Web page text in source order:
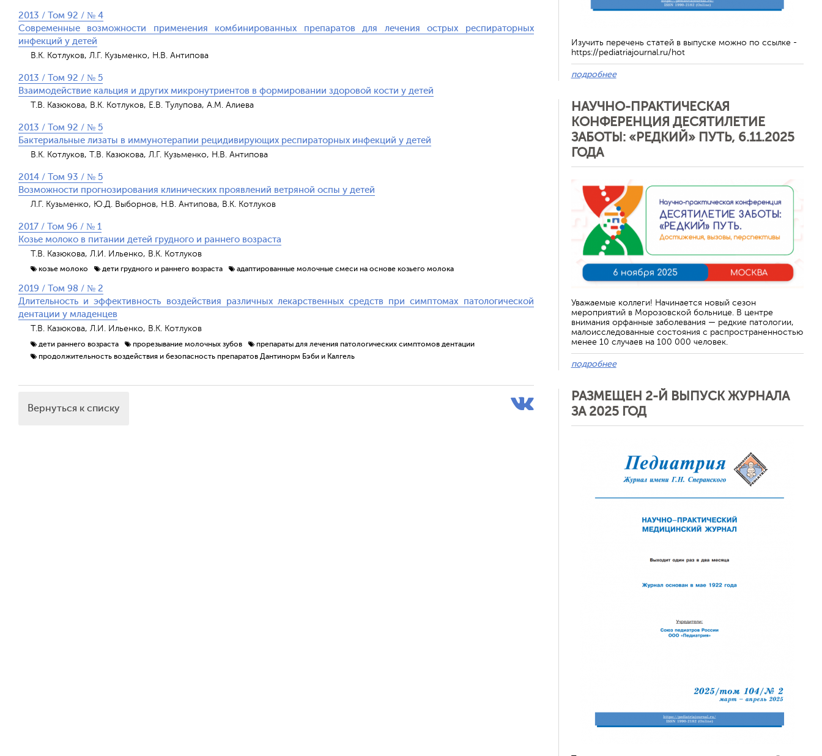
2013 / Том 92 / № 4
Современные возможности применения комбинированных препаратов для лечения острых респираторных
инфекций у детей
В.К. Котлуков, Л.Г. Кузьменко, Н.В. Антипова
2013 / Том 92 / № 5
Взаимодействие кальция и других микронутриентов в формировании здоровой кости у детей
Т.В. Казюкова, В.К. Котлуков, Е.В. Тулупова, А.М. Алиева
2013 / Том 92 / № 5
Бактериальные лизаты в иммунотерапии рецидивирующих респираторных инфекций у детей
В.К. Котлуков, Т.В. Казюкова, Л.Г. Кузьменко, Н.В. Антипова
2014 / Том 93 / № 5
Возможности прогнозирования клинических проявлений ветряной оспы у детей
Л.Г. Кузьменко, Ю.Д. Выборнов, Н.В. Антипова, В.К. Котлуков
2017 / Том 96 / № 1
Козье молоко в питании детей грудного и раннего возраста
Т.В. Казюкова, Л.И. Ильенко, В.К. Котлуков
козье молоко дети грудного и раннего возраста адаптированные молочные смеси на основе козьего молока
2019 / Том 98 / № 2
Длительность и эффективность воздействия различных лекарственных средств при симптомах патологической
дентации у младенцев
Т.В. Казюкова, Л.И. Ильенко, В.К. Котлуков
дети раннего возраста прорезывание молочных зубов
препараты для лечения патологических симптомов дентации
продолжительность воздействия и безопасность препаратов Дантинорм Бэби и Калгель
Вернуться к списку
Изучить перечень статей в выпуске можно по ссылке -
https://pediatriajournal.ru/hot
подробнее
НАУЧНО-ПРАКТИЧЕСКАЯ
КОНФЕРЕНЦИЯ ДЕСЯТИЛЕТИЕ
ЗАБОТЫ: «РЕДКИЙ» ПУТЬ, 6.11.2025
ГОДА
Уважаемые коллеги! Начинается новый сезон
мероприятий в Морозовской больнице. В центре
внимания орфанные заболевания — редкие патологии,
малоисследованные состояния с распространенностью
менее 10 случаев на 100 000 человек.
подробнее
РАЗМЕЩЕН 2-Й ВЫПУСК ЖУРНАЛА
ЗА 2025 ГОД
Отменить